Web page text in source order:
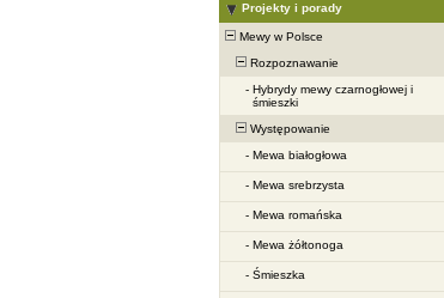
Projekty i porady
Mewy w Polsce
Rozpoznawanie
- Hybrydy mewy czarnogłowej i
śmieszki
Występowanie
- Mewa białogłowa
- Mewa srebrzysta
- Mewa romańska
- Mewa żółtonoga
- Śmieszka